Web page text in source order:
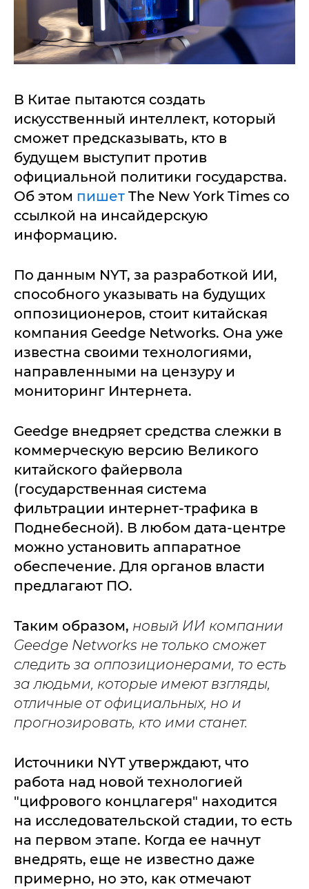
В Китае пытаются создать
искусственный интеллект, который
сможет предсказывать, кто в
будущем выступит против
официальной политики государства.
Об этом пишет The New York Times со
ссылкой на инсайдерскую
информацию.
По данным NYT, за разработкой ИИ,
способного указывать на будущих
оппозиционеров, стоит китайская
компания Geedge Networks. Она уже
известна своими технологиями,
направленными на цензуру и
мониторинг Интернета.
Geedge внедряет средства слежки в
коммерческую версию Великого
китайского файервола
(государственная система
фильтрации интернет-трафика в
Поднебесной). В любом дата-центре
можно установить аппаратное
обеспечение. Для органов власти
предлагают ПО.
Таким образом, новый ИИ компании
Geedge Networks не только сможет
следить за оппозиционерами, то есть
за людьми, которые имеют взгляды,
отличные от официальных, но и
прогнозировать, кто ими станет.
Источники NYT утверждают, что
работа над новой технологией
"цифрового концлагеря" находится
на исследовательской стадии, то есть
на первом этапе. Когда ее начнут
внедрять, еще не известно даже
примерно, но это, как отмечают